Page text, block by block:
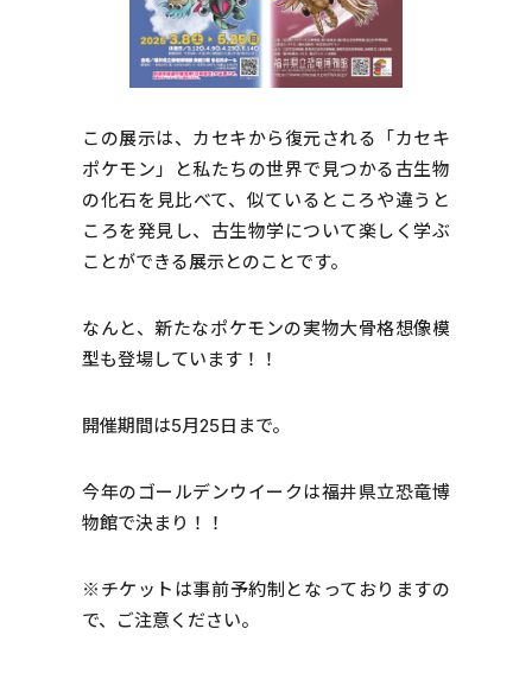
この展示は、カセキから復元される「カセキ
ポケモン」と私たちの世界で見つかる古生物
の化石を見比べて、似ているところや違うと
ころを発見し、古生物学について楽しく学ぶ
ことができる展示とのことです。
なんと、新たなポケモンの実物大骨格想像模
型も登場しています！！
開催期間は5月25日まで。
今年のゴールデンウイークは福井県立恐竜博
物館で決まり！！
※チケットは事前予約制となっておりますの
で、ご注意ください。